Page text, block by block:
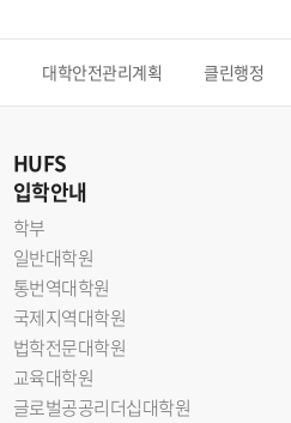
대학안전관리계획 클린행정
HUFS
입학안내
학부
일반대학원
통번역대학원
국제지역대학원
법학전문대학원
교육대학원
글로벌공공리더십대학원